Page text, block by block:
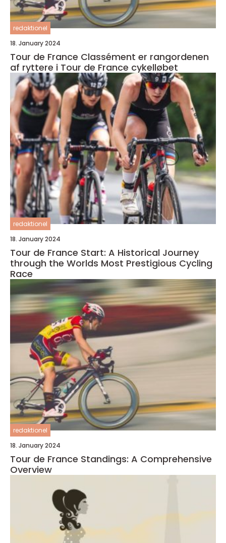
redaktionel
18. January 2024
Tour de France Classément er rangordenen
af ryttere i Tour de France cykelløbet
redaktionel
18. January 2024
Tour de France Start: A Historical Journey
through the Worlds Most Prestigious Cycling
Race
redaktionel
18. January 2024
Tour de France Standings: A Comprehensive
Overview